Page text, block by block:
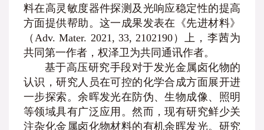
料在高灵敏度器件探测及光响应稳定性的提高
方面提供帮助。这一成果发表在《先进材料》
（Adv. Mater. 2021, 33, 2102190）上，李茜为
共同第一作者，权泽卫为共同通讯作者。
基于高压研究手段对于发光金属卤化物的
认识，研究人员在可控的化学合成方面展开进
一步探索。余晖发光在防伪、生物成像、照明
等领域具有广泛应用。然而，现有研究鲜少关
注杂化金属卤化物材料的有机余晖发光。研究